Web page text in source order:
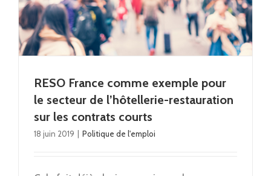
RESO France comme exemple pour
le secteur de l’hôtellerie-restauration
sur les contrats courts
18 juin 2019 Politique de l'emploi